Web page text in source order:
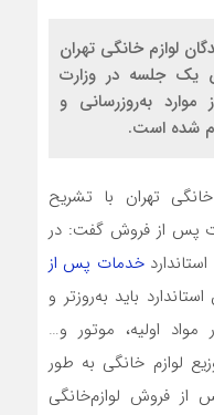
لوازم خانگی تهران
جلسه در وزارت
به‌روز‌رسانی و
شده است.
تهران با تشریح
پس از فروش گفت: در
خدمات پس از
باید به‌روز‌تر و
مواد اولیه، موتور و…
لوازم خانگی به طور
پس از فروش لوازم‌‌‌خانگی